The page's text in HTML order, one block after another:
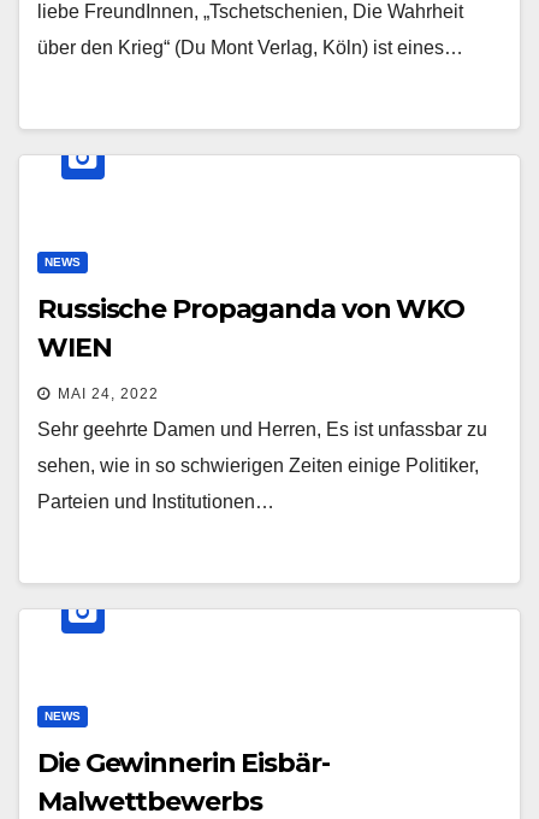
liebe FreundInnen, „Tschetschenien, Die Wahrheit
über den Krieg“ (Du Mont Verlag, Köln) ist eines…
NEWS
Russische Propaganda von WKO
WIEN
MAI 24, 2022
Sehr geehrte Damen und Herren, Es ist unfassbar zu
sehen, wie in so schwierigen Zeiten einige Politiker,
Parteien und Institutionen…
NEWS
Die Gewinnerin Eisbär-
Malwettbewerbs